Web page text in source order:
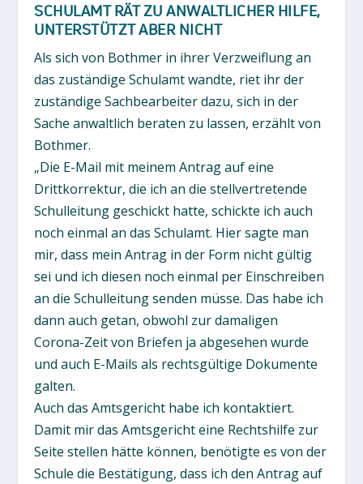
SCHULAMT RÄT ZU ANWALTLICHER HILFE,
UNTERSTÜTZT ABER NICHT
Als sich von Bothmer in ihrer Verzweiflung an
das zuständige Schulamt wandte, riet ihr der
zuständige Sachbearbeiter dazu, sich in der
Sache anwaltlich beraten zu lassen, erzählt von
Bothmer.
„Die E-Mail mit meinem Antrag auf eine
Drittkorrektur, die ich an die stellvertretende
Schulleitung geschickt hatte, schickte ich auch
noch einmal an das Schulamt. Hier sagte man
mir, dass mein Antrag in der Form nicht gültig
sei und ich diesen noch einmal per Einschreiben
an die Schulleitung senden müsse. Das habe ich
dann auch getan, obwohl zur damaligen
Corona-Zeit von Briefen ja abgesehen wurde
und auch E-Mails als rechtsgültige Dokumente
galten.
Auch das Amtsgericht habe ich kontaktiert.
Damit mir das Amtsgericht eine Rechtshilfe zur
Seite stellen hätte können, benötigte es von der
Schule die Bestätigung, dass ich den Antrag auf